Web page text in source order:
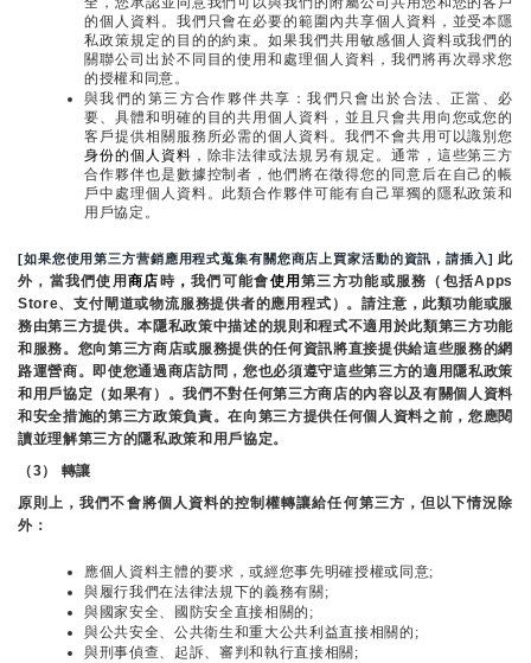
的個人資料。我們只會在必要的範圍內共享個人資料，並受本隱
私政策規定的目的的約束。如果我們共用敏感個人資料或我們的
關聯公司出於不同目的使用和處理個人資料，我們將再次尋求您
的授權和同意。
與我們的第三方合作夥伴共享：我們只會出於合法、正當、必
要、具體和明確的目的共用個人資料，並且只會共用向您或您的
客戶提供相關服務所必需的個人資料。我們不會共用可以識別您
身份的個人資料 ，除非法律或法規另有規定。通常，這些第三方
合作夥伴也是數據控制者，他們將在徵得您的同意后在自己的帳
戶中處理個人資料。此類合作夥伴可能有自己單獨的隱私政策和
用戶協定。
[如果您使用第三方营銷應用程式蒐集有關您商店上買家活動的資訊，請插入] 此
外，當我們使用商店時，我們可能會使用第三方功能或服務（包括Apps
Store、支付閘道或物流服務提供者的應用程式）。請注意，此類功能或服
務由第三方提供。本隱私政策中描述的規則和程式不適用於此類第三方功能
和服務。您向第三方商店或服務提供的任何資訊將直接提供給這些服務的網
路運營商。即使您通過商店訪問，您也必須遵守這些第三方的適用隱私政策
和用戶協定（如果有）。我們不對任何第三方商店的內容以及有關個人資料
和安全措施的第三方政策負責。在向第三方提供任何個人資料之前，您應閱
讀並理解第三方的隱私政策和用戶協定。
（3） 轉讓
原則上，我們不會將個人資料的控制權轉讓給任何第三方，但以下情況除
外：
應個人資料主體的要求，或經您事先明確授權或同意;
與履行我們在法律法規下的義務有關;
與國家安全、國防安全直接相關的;
與公共安全、公共衛生和重大公共利益直接相關的;
與刑事偵查、起訴、審判和執行直接相關;